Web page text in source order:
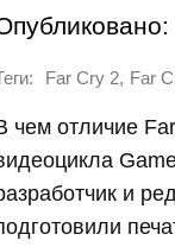
Far Cry 2, Far
чем отличие
и